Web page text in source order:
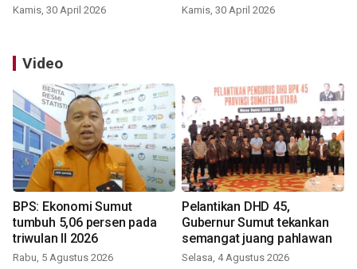
Kamis, 30 April 2026 Kamis, 30 April 2026
Video
BPS: Ekonomi Sumut
tumbuh 5,06 persen pada
triwulan II 2026
Rabu, 5 Agustus 2026
Pelantikan DHD 45,
Gubernur Sumut tekankan
semangat juang pahlawan
Selasa, 4 Agustus 2026